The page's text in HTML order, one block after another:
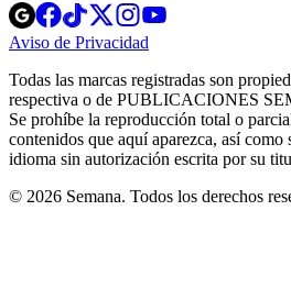
Opens
in
new
Opens
in
new
Opens
in
new
window
Opens
new
windowwindow
Aviso de Privacidad
new
window
Todas las marcas registradas son
respectiva o de PUBLICACIONES
Se prohíbe la reproducción total o
contenidos que aquí aparezca, así
idioma sin autorización escrita por su
© 2026 Semana. Todos los derechos